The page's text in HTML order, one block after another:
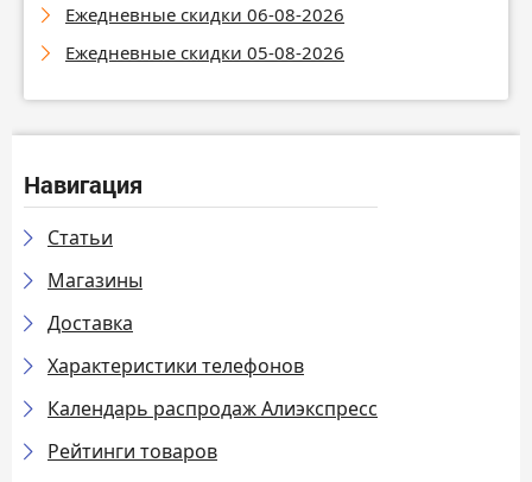
Ежедневные скидки 06-08-2026
Ежедневные скидки 05-08-2026
Навигация
Статьи
Магазины
Доставка
Характеристики телефонов
Календарь распродаж Алиэкспресс
Рейтинги товаров